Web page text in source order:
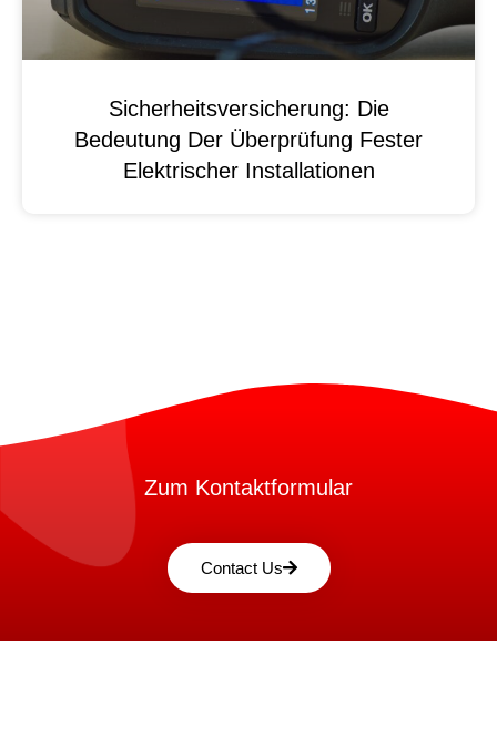
Sicherheitsversicherung: Die
Bedeutung Der Überprüfung Fester
Elektrischer Installationen
Zum Kontaktformular
Contact Us